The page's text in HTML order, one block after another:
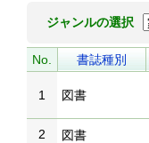
ジャンルの選択
No. 書誌種別
1 図書
2 図書